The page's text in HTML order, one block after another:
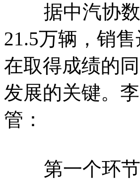
据中汽协数
21.5万辆，销
在取得成绩的
发展的关键。
管：
第一个环节